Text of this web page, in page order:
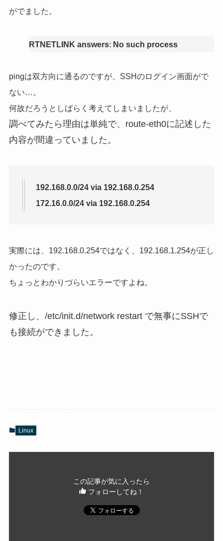
がでました。
RTNETLINK answers: No such process
pingは双方向に通るのですが、SSHのログイン画面がで
ない…。
何故だろうとしばらく考えてしまいましたが、
調べてみたら理由は単純で、route-eth0に記述した
内容が間違っていました。
192.168.0.0/24 via 192.168.0.254
172.16.0.0/24 via 192.168.0.254
実際には、192.168.0.254ではなく、192.168.1.254が正し
かったのです。
ちょっとわかりづらいエラーですよね。
修正し、/etc/init.d/network restart で無事にSSHで
も接続ができました。
Linux
この記事が気に入ったら
フォローしてね！